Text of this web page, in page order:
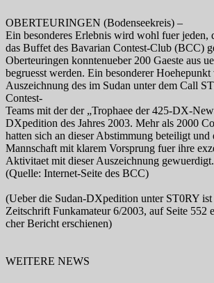
OBERTEURINGEN (Bodenseekreis) –
Ein besonderes Erlebnis wird wohl fuer jeden,
das Buffet des Bavarian Contest-Club (BCC)
Oberteuringen konntenueber 200 Gaeste aus
begruesst werden. Ein besonderer
Auszeichnung des im Sudan unter dem Call
Contest-
Teams mit der der „Trophaee der 425-DX-
DXpedition des Jahres 2003. Mehr als 2000
hatten sich an dieser Abstimmung beteiligt und
Mannschaft mit klarem Vorsprung fuer ihre
Aktivitaet mit dieser Auszeichnung gewuerdigt.
(Quelle: Internet-Seite des BCC)
(Ueber die Sudan-DXpedition unter ST0RY ist
Zeitschrift Funkamateur 6/2003, auf Seite 552
cher Bericht erschienen)
WEITERE NEWS